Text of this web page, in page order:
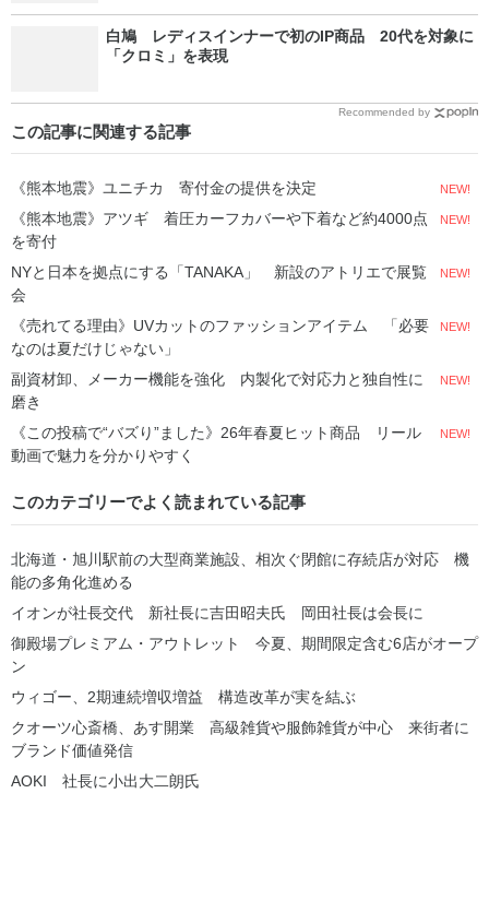
白鳩 レディスインナーで初のIP商品 20代を対象に
「クロミ」を表現
Recommended by
この記事に関連する記事
《熊本地震》ユニチカ 寄付金の提供を決定 NEW!
《熊本地震》アツギ 着圧カーフカバーや下着など約4000点
を寄付
NEW!
NYと日本を拠点にする「TANAKA」 新設のアトリエで展覧
会
NEW!
《売れてる理由》UVカットのファッションアイテム 「必要
なのは夏だけじゃない」
NEW!
副資材卸、メーカー機能を強化 内製化で対応力と独自性に
磨き
NEW!
《この投稿で“バズり”ました》26年春夏ヒット商品 リール
動画で魅力を分かりやすく
NEW!
このカテゴリーでよく読まれている記事
北海道・旭川駅前の大型商業施設、相次ぐ閉館に存続店が対応 機
能の多角化進める
イオンが社長交代 新社長に吉田昭夫氏 岡田社長は会長に
御殿場プレミアム・アウトレット 今夏、期間限定含む6店がオープ
ン
ウィゴー、2期連続増収増益 構造改革が実を結ぶ
クオーツ心斎橋、あす開業 高級雑貨や服飾雑貨が中心 来街者に
ブランド価値発信
AOKI 社長に小出大二朗氏